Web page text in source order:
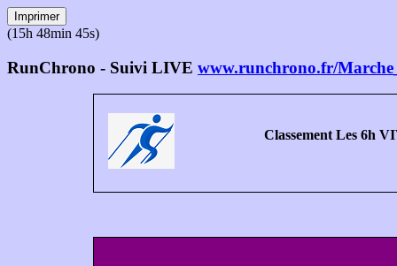
Imprimer
(15h 48min 45s)
RunChrono - Suivi LIVE www.runchrono.fr/
Classement Les 6h